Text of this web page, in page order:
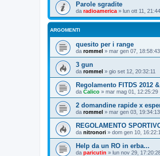
Parole sgradite
da radioamerica » lun ott 11,
ARGOMENTI
quesito per i range
da rommel » mar gen 07, 18:58:43
3 gun
da rommel » gio set 12, 20:32:11
Regolamento FITDS 2012
da Calico » mar mag 01, 12:25:29
2 domandine rapide x
da rommel » mar gen 03, 19:34:13
REGOLAMENTO
da nitronori » dom gen 10,
Help da un RO in erba...
da paricutin » lun nov 29,